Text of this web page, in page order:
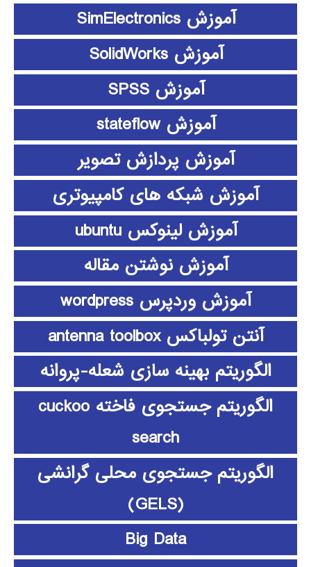
آموزش SimElectronics
آموزش SolidWorks
آموزش SPSS
آموزش stateflow
آموزش پردازش تصویر
آموزش شبکه های کامپیوتری
آموزش لینوکس ubuntu
آموزش نوشتن مقاله
آموزش وردپرس wordpress
آنتن تولباکس antenna toolbox
الگوریتم بهینه سازی شعله-پروانه
الگوریتم جستجوی فاخته cuckoo
search
الگوریتم جستجوی محلی گرانشی
(GELS)
Big Data